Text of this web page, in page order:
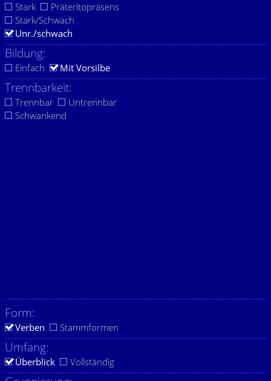
Stark
Präteritopräsens
Stark/Schwach
Unr./schwach
Bildung:
Einfach Mit Vorsilbe
Trennbarkeit:
Trennbar
Untrennbar
Schwankend
Form:
Verben Stammformen
Umfang:
Überblick Vollständig